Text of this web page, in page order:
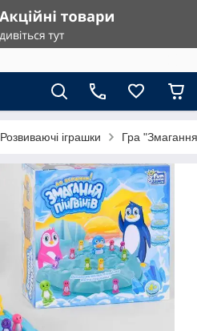
Розвиваючі іграшки Гра